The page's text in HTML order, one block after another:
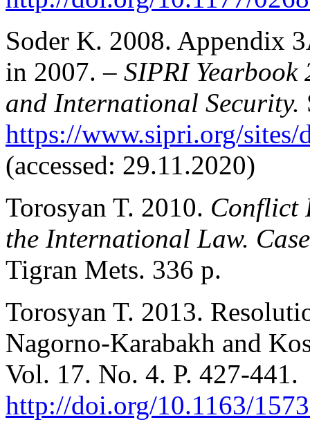
Soder K. 2008. Appendix
in 2007. – SIPRI Yearbook
and International Security.
https://www.sipri.org/
(accessed: 29.11.2020)
Torosyan T. 2010. Conflict
the International Law.
Tigran Mets. 336 p.
Torosyan T. 2013.
Nagorno-Karabakh and
Vol. 17. No. 4. P. 427-441.
http://doi.org/10.1163/